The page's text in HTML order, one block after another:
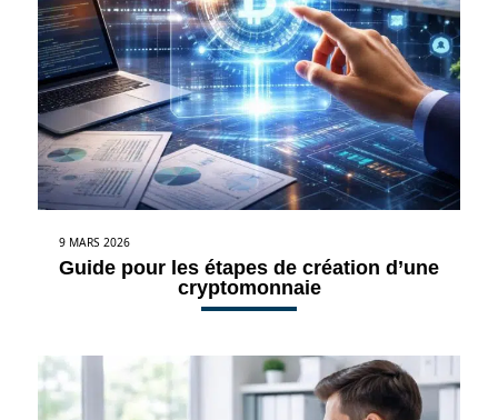
9 MARS 2026
Guide pour les étapes de création d’une
cryptomonnaie